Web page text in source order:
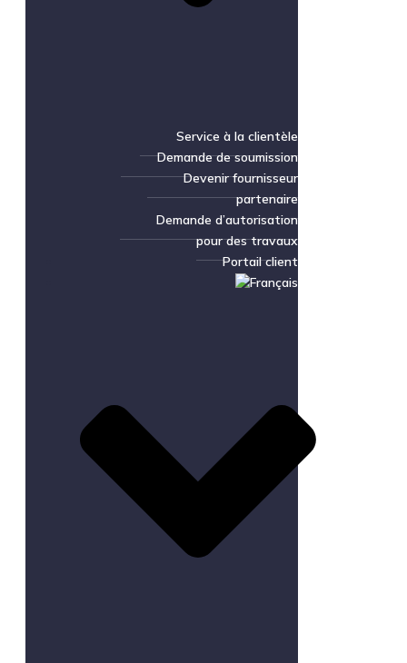
Service à la clientèle
Demande de soumission
Devenir fournisseur
partenaire
Demande d’autorisation
pour des travaux
Portail client